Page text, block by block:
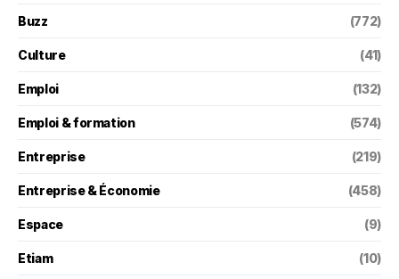
Buzz (772)
Culture (41)
Emploi (132)
Emploi & formation (574)
Entreprise (219)
Entreprise & Économie (458)
Espace (9)
Etiam (10)